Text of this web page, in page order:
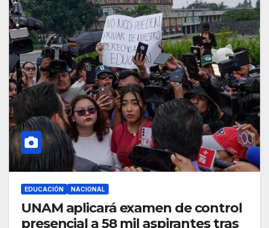
EDUCACIÓN NACIONAL
UNAM aplicará examen de control
presencial a 58 mil aspirantes tras